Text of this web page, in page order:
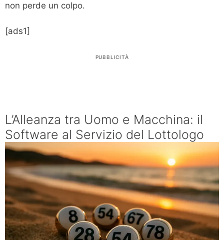
non perde un colpo.
[ads1]
PUBBLICITÀ
L’Alleanza tra Uomo e Macchina: il
Software al Servizio del Lottologo